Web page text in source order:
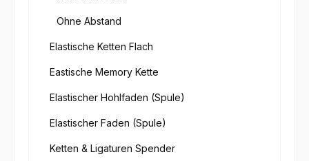
Ohne Abstand
Elastische Ketten Flach
Eastische Memory Kette
Elastischer Hohlfaden (Spule)
Elastischer Faden (Spule)
Ketten & Ligaturen Spender